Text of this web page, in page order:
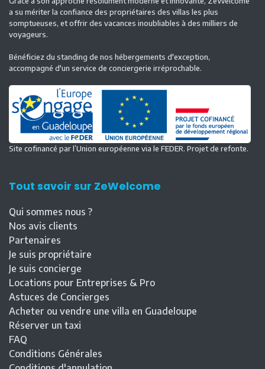
a su mériter la confiance des propriétaires des villas les plus
somptueuses, et offrir des vacances inoubliables à des milliers de
voyageurs.
Bénéficiez du standing de nos hébergements d'exception,
accompagné d'un service de conciergerie irréprochable.
Site cofinancé par l’Union européenne via le FEDER. Projet de refonte.
Tout savoir sur ZeWelcome
Qui sommes nous ?
Nos avis clients
Partenaires
Je suis propriétaire
Je suis concierge
Locations pour Entreprises & Pro
Astuces de Concierges
Acheter ou vendre une villa en Guadeloupe
Réserver un taxi
FAQ
Conditions Générales